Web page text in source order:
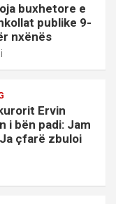
buxhetore e
publike 9-
nxënës
Ervin
i bën padi: Jam
çfarë zbuloi